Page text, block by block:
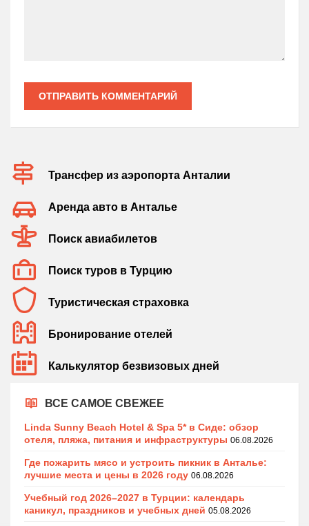
ОТПРАВИТЬ КОММЕНТАРИЙ
Трансфер из аэропорта Анталии
Аренда авто в Анталье
Поиск авиабилетов
Поиск туров в Турцию
Туристическая страховка
Бронирование отелей
Калькулятор безвизовых дней
ВСЕ САМОЕ СВЕЖЕЕ
Linda Sunny Beach Hotel & Spa 5* в Сиде: обзор
отеля, пляжа, питания и инфраструктуры 06.08.2026
Где пожарить мясо и устроить пикник в Анталье:
лучшие места и цены в 2026 году 06.08.2026
Учебный год 2026–2027 в Турции: календарь
каникул, праздников и учебных дней 05.08.2026